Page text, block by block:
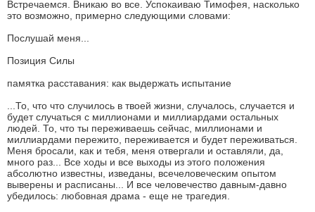
Встречаемся. Вникаю во все. Успокаиваю Тимофея, насколько
это возможно, примерно следующими словами:
Послушай меня...
Позиция Силы
памятка расставания: как выдержать испытание
...То, что что случилось в твоей жизни, случалось, случается и
будет случаться с миллионами и миллиардами остальных
людей. То, что ты переживаешь сейчас, миллионами и
миллиардами пережито, переживается и будет переживаться.
Меня бросали, как и тебя, меня отвергали и оставляли, да,
много раз... Все ходы и все выходы из этого положения
абсолютно известны, изведаны, всечеловеческим опытом
выверены и расписаны... И все человечество давным-давно
убедилось: любовная драма - еще не трагедия.